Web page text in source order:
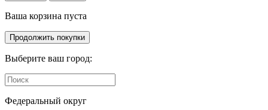
Ваша корзина пуста
Продолжить покупки
Выберите ваш город:
Федеральный округ